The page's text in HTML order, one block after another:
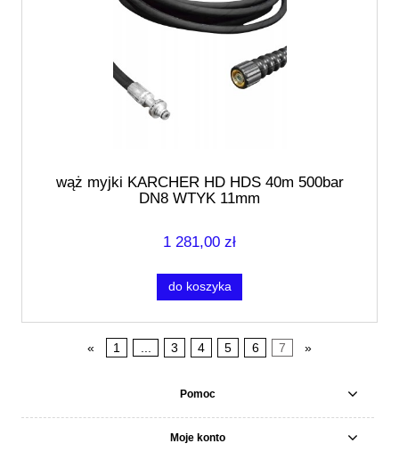
wąż myjki KARCHER HD HDS 40m 500bar
DN8 WTYK 11mm
1 281,00 zł
do koszyka
« 1 3 4 5 6 7 »
Pomoc
Moje konto